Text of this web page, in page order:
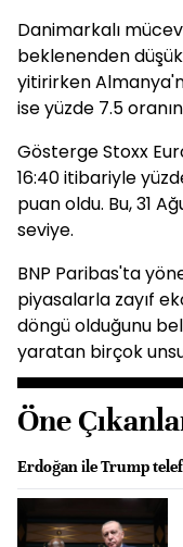
Danimarkalı
beklenenden
yitirirken
ise yüzde 7.5
Gösterge Stoxx
16:40 itibariyle
puan oldu. Bu, 31
seviye.
BNP Paribas'ta
piyasalarla zayıf
döngü olduğunu
yaratan birçok
Öne
Erdoğan ile Trump